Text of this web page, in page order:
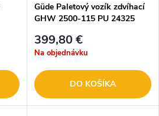
Güde Paletový vozík zdvíhací
GHW 2500-115 PU 24325
399,80 €
Na objednávku
DO KOŠÍKA